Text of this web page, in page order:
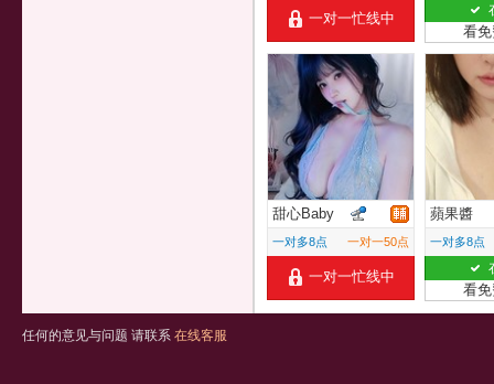
一对一忙线中
看
甜心Baby
一对多8点 一对一50点
一对一忙线中
蘋果醬
一对多8点
看
任何的意见与问题 请联系 在线客服